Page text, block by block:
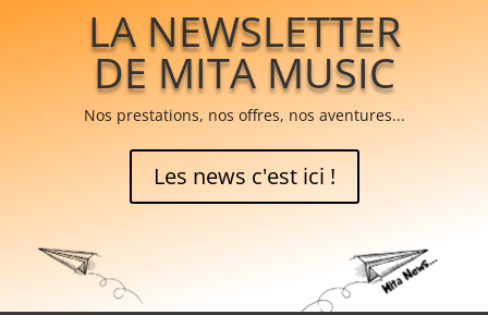
LA NEWSLETTER
DE MITA MUSIC
Nos prestations, nos offres, nos aventures...
Les news c'est ici !